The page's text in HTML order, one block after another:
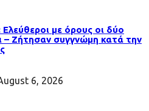
με όρους οι δύο
– Ζήτησαν συγγνώμη κατά την
6, 2026